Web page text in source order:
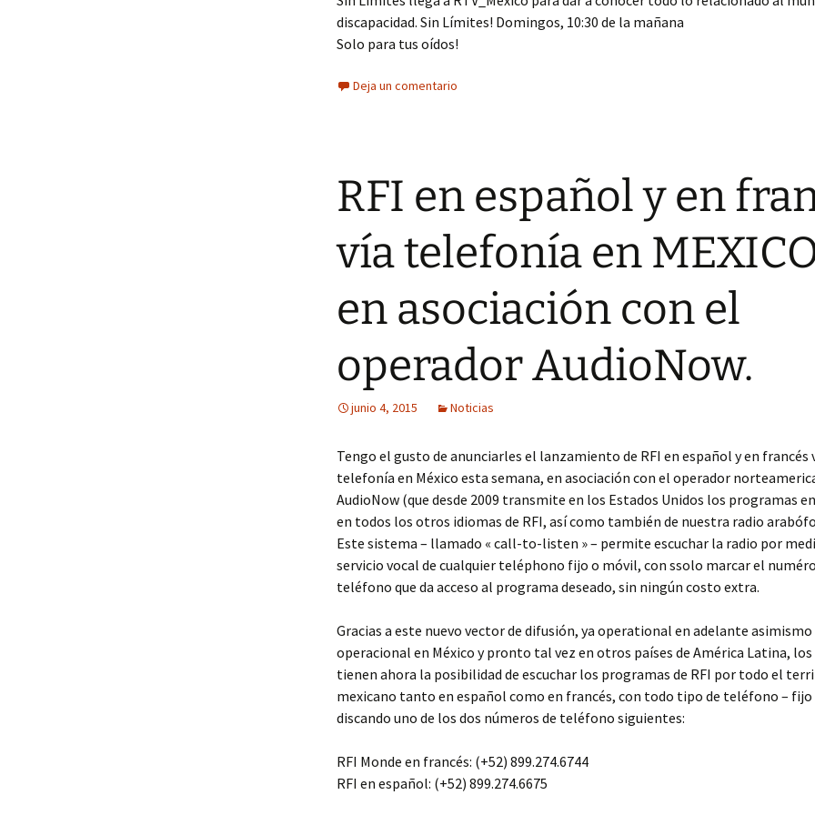
discapacidad. Sin Límites! Domingos, 10:30 de la mañana
Solo para tus oídos!
Deja un comentario
RFI en español y en
vía telefonía en
en asociación con el
operador AudioNow.
junio 4, 2015 Noticias
Tengo el gusto de anunciarles el lanzamiento de RFI en español y en francés
telefonía en México esta semana, en asociación con el operador
AudioNow (que desde 2009 transmite en los Estados Unidos los programas
en todos los otros idiomas de RFI, así como también de nuestra radio
Este sistema – llamado « call-to-listen » – permite escuchar la radio por
servicio vocal de cualquier teléphono fijo o móvil, con ssolo marcar el
teléfono que da acceso al programa deseado, sin ningún costo extra.
Gracias a este nuevo vector de difusión, ya operational en adelante asimismo
operacional en México y pronto tal vez en otros países de América Latina,
tienen ahora la posibilidad de escuchar los programas de RFI por todo el
mexicano tanto en español como en francés, con todo tipo de teléfono – fijo
discando uno de los dos números de teléfono siguientes:
RFI Monde en francés: (+52) 899.274.6744
RFI en español: (+52) 899.274.6675